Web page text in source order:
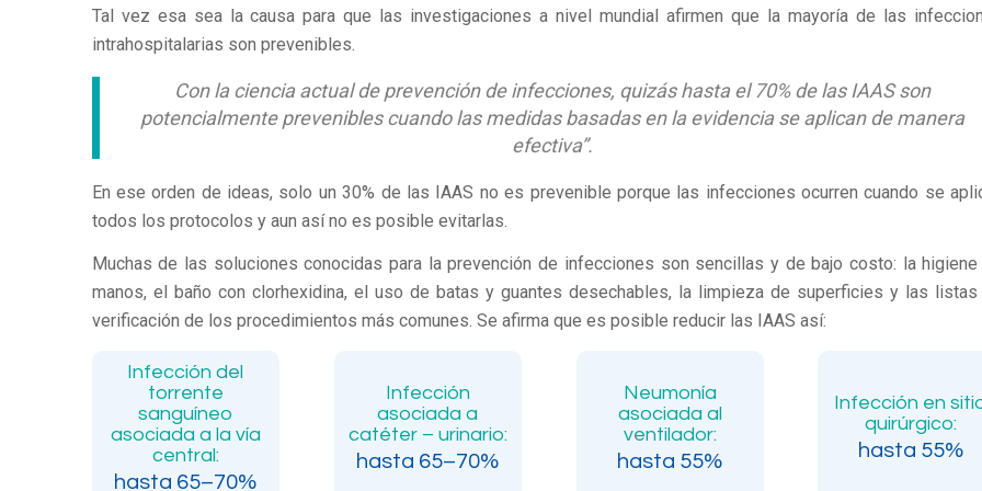
Tal vez esa sea la causa para que las investigaciones a nivel mundial afirmen que la mayoría de las
intrahospitalarias son prevenibles.
Con la ciencia actual de prevención de infecciones, quizás hasta el 70% de las IAAS son
potencialmente prevenibles cuandolas medidas basadas en la evidencia se aplican de manera
efectiva”.
En ese orden de ideas, solo un 30% de las IAAS no es prevenible porque las infecciones ocurren cuando se
todos los protocolos y aun así no es posible evitarlas.
Muchas de las soluciones conocidas para la prevención de infecciones son sencillas y de bajo costo: la higiene
manos, el baño con clorhexidina, el uso de batas y guantes desechables, la limpieza de superficies y las listas
verificación de los procedimientos más comunes. Se afirma que es posible reducir las IAAS así:
Infección del
torrente
sanguíneo
asociada a la vía
central:
hasta 65–70%
Infección
asociada a
catéter – urinario:
hasta 65–70%
Neumonía
asociada al
ventilador:
hasta 55%
Infección en
quirúrgico:
hasta 55%